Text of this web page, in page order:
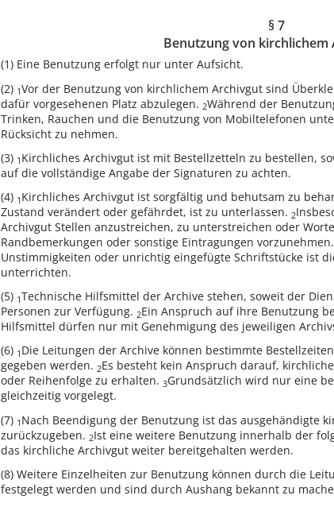
§ 7
Benutzung von kirchlichem
(1) Eine Benutzung erfolgt nur unter Aufsicht.
(2) 1Vor der Benutzung von kirchlichem Archivgut sind
dafür vorgesehenen Platz abzulegen. 2Während der
Trinken, Rauchen und die Benutzung von Mobiltelefonen
Rücksicht zu nehmen.
(3) 1 Kirchliches Archivgut ist mit Bestellzetteln zu bestellen,
auf die vollständige Angabe der Signaturen zu achten.
(4) 1 Kirchliches Archivgut ist sorgfältig und behutsam zu
Zustand verändert oder gefährdet, ist zu unterlassen. 2
Archivgut Stellen anzustreichen, zu unterstreichen oder
Randbemerkungen oder sonstige Eintragungen
Unstimmigkeiten oder unrichtig eingefügte Schriftstücke ist
unterrichten.
(5) 1Technische Hilfsmittel der Archive stehen, soweit der
Personen zur Verfügung. 2Ein Anspruch auf ihre Benutzung
Hilfsmittel dürfen nur mit Genehmigung des jeweiligen
(6) 1 Die Leitungen der Archive können bestimmte
gegeben werden. 2Es besteht kein Anspruch darauf,
oder Reihenfolge zu erhalten.3Grundsätzlich wird nur eine
gleichzeitig vorgelegt.
(7) 1 Nach Beendigung der Benutzung ist das ausgehändigte
zurückzugeben. 2Ist eine weitere Benutzung innerhalb der
das kirchliche Archivgut weiter bereitgehalten werden.
(8) Weitere Einzelheiten zur Benutzung können durch die
festgelegt werden und sind durch Aushang bekannt zu